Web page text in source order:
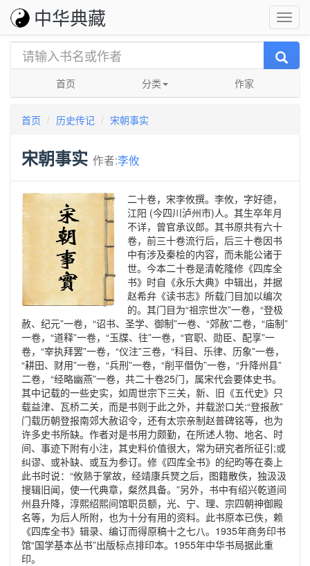
中华典藏
首页 分类 作家
首页 历史传记 宋朝事实
宋朝事实 作者:李攸
二十卷，宋李攸撰。李攸，字好德，
江阳 (今四川泸州市)人。其生卒年月
不详，曾官承议郎。其书原共有六十
卷，前三十卷流行后，后三十卷因书
中有涉及秦桧的内容，而未能公诸于
世。今本二十卷是清乾隆修《四库全
书》时自《永乐大典》中辑出，并据
赵希弁《读书志》所载门目加以编次
的。其门目为“祖宗世次”一卷，“登极
赦、纪元”一卷，“诏书、圣学、御制”一卷、“郊赦”二卷，“庙制”
一卷，“道释”一卷，“玉牒、往”一卷，“官职、勋臣、配享”一
卷，“宰执拜罢”一卷，“仪注”三卷，“科目、乐律、历象”一卷，
“耕田、财用”一卷，“兵刑”一卷，“削平僭伪”一卷，“升降州县”
二卷，“经略幽燕”一卷，共二十卷25门，属宋代会要体史书。
其中记载的一些史实，如周世宗下三关，新、旧《五代史》只
载益津、瓦桥二关，而是书则于此之外，并载淤口关;“登报赦”
门载历朝登报南郊大赦诏令，还有太宗亲制赵普碑铭等，也为
许多史书所缺。作者对是书用力颇勤，在所述人物、地名、时
间、事迹下附有小注，其史料价值很大，常为研究者所征引;或
纠谬、或补缺、或互为参订。修《四库全书》的纪昀等在奏上
此书时说：“攸熟于掌故，经靖康兵燹之后，图籍散佚，独汲汲
搜辑旧闻，使一代典章，粲然具备。”另外，书中有绍兴乾道间
州县升降，淳熙绍熙间馆职员额，光、宁、理、宗四朝神御殿
名等，为后人所附，也为十分有用的资料。此书原本已佚，赖
《四库全书》辑录、编订而得原稿十之七八。1935年商务印书
馆“国学基本丛书”出版标点排印本。1955年中华书局据此重
印。